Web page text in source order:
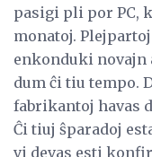
pasigi pli por PC,
monatoj.
enkonduki
dum ĉi tiu tempo.
fabrikantoj havas
Ĉi tiuj ŝparadoj
vi devas esti